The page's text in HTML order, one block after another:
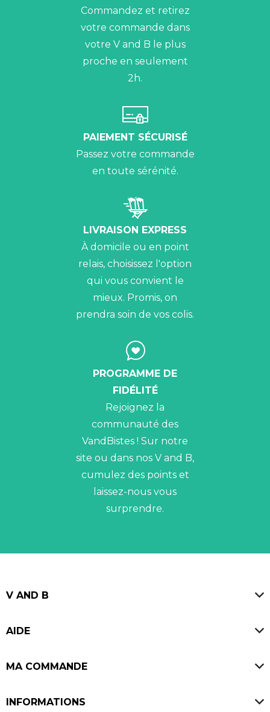
Commandez et retirez
votre commande dans
votre V and B le plus
proche en seulement
2h.
PAIEMENT SÉCURISÉ
Passez votre commande
en toute sérénité.
LIVRAISON EXPRESS
À domicile ou en point
relais, choisissez l'option
qui vous convient le
mieux. Promis, on
prendra soin de vos colis.
PROGRAMME DE
FIDÉLITÉ
Rejoignez la
communauté des
VandBistes ! Sur notre
site ou dans nos V and B,
cumulez des points et
laissez-nous vous
surprendre.
V AND B
Offres d'emploi
AIDE
MA COMMANDE
INFORMATIONS